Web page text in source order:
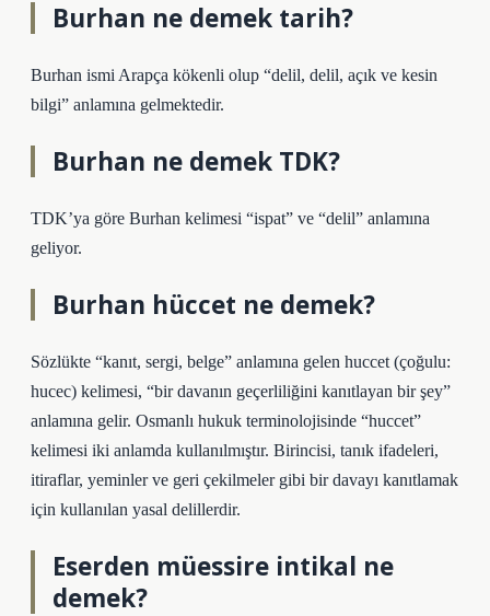
Burhan ne demek tarih?
Burhan ismi Arapça kökenli olup “delil, delil, açık ve kesin
bilgi” anlamına gelmektedir.
Burhan ne demek TDK?
TDK’ya göre Burhan kelimesi “ispat” ve “delil” anlamına
geliyor.
Burhan hüccet ne demek?
Sözlükte “kanıt, sergi, belge” anlamına gelen huccet (çoğulu:
hucec) kelimesi, “bir davanın geçerliliğini kanıtlayan bir şey”
anlamına gelir. Osmanlı hukuk terminolojisinde “huccet”
kelimesi iki anlamda kullanılmıştır. Birincisi, tanık ifadeleri,
itiraflar, yeminler ve geri çekilmeler gibi bir davayı kanıtlamak
için kullanılan yasal delillerdir.
Eserden müessire intikal ne
demek?